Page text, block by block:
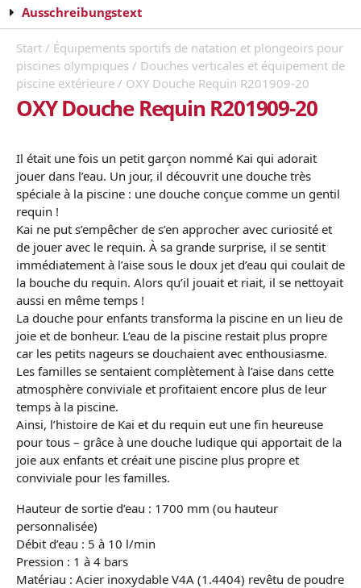
Ausschreibungstext
Start / Équipements sportifs de natation et plongeoirs pour
piscines olympiques / Douches verticales et équipement de
piscine extérieure / OXY Douche Requin R201909-20
OXY Douche Requin R201909-20
Il était une fois un petit garçon nommé Kai qui adorait
jouer dans l’eau. Un jour, il découvrit une douche très
spéciale à la piscine : une douche conçue comme un gentil
requin !
Kai ne put s’empêcher de s’en approcher avec curiosité et
de jouer avec le requin. À sa grande surprise, il se sentit
immédiatement à l’aise sous le doux jet d’eau qui coulait de
la bouche du requin. Alors qu’il jouait et riait, il se nettoyait
aussi en même temps !
La douche pour enfants transforma la piscine en un lieu de
joie et de bonheur. L’eau de la piscine restait plus propre
car les petits nageurs se douchaient avec enthousiasme.
Les familles se sentaient complètement à l’aise dans cette
atmosphère conviviale et profitaient encore plus de leur
temps à la piscine.
Ainsi, l’histoire de Kai et du requin eut une fin heureuse
pour tous – grâce à une douche ludique qui apportait de la
joie aux enfants et créait une piscine plus propre et
conviviale pour les familles.
Hauteur de sortie d’eau : 1700 mm (ou hauteur
personnalisée)
Débit d’eau : 5 à 10 l/min
Pression : 1 à 4 bars
Matériau : Acier inoxydable V4A (1.4404) revêtu de poudre